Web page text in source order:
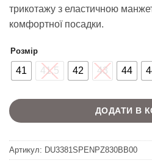
трикотажу з еластичною
комфортної посадки.
Розмір
41 41,5 42 43 44
ДОДАТИ В
Артикул: DU3381SPENPZ830BB00